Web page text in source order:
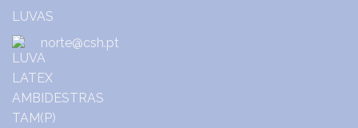
norte@csh.pt